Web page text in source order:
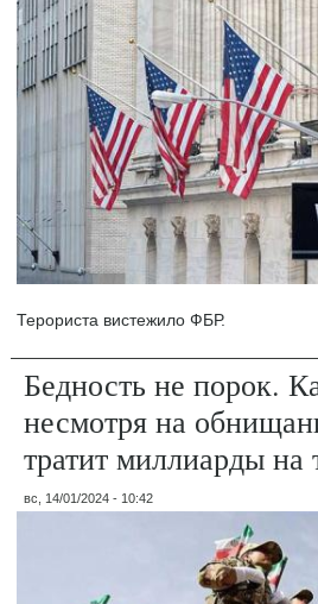
Терориста вистежило ФБР.
Бедность не порок.
несмотря на
тратит миллиарды на
вс, 14/01/2024 - 10:42